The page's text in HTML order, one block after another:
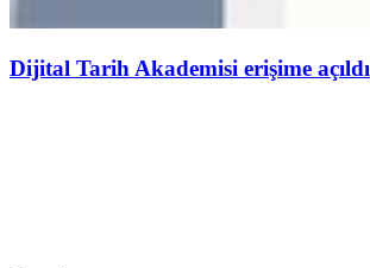
Dijital Tarih Akademisi erişime açıldı